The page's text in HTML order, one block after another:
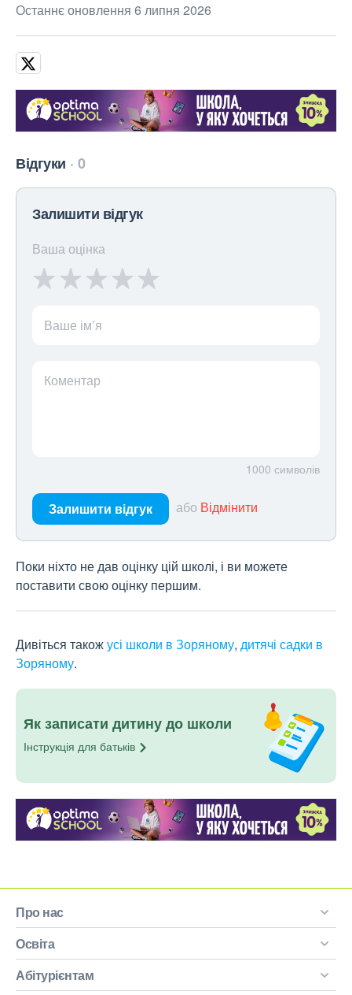
Останнє оновлення 6 липня 2026
Відгуки 0
Залишити відгук
Ваша оцінка
Ваше ім’я
Коментар
1000 символів
Залишити відгук або Відмінити
Поки ніхто не дав оцінку цій школі, і ви можете
поставити свою оцінку першим.
Дивіться такожусі школи в Зоряному, дитячі садки в
Зоряному.
Як записати дитину до школи
Інструкція для батьків
Про нас
Освіта
Абітурієнтам